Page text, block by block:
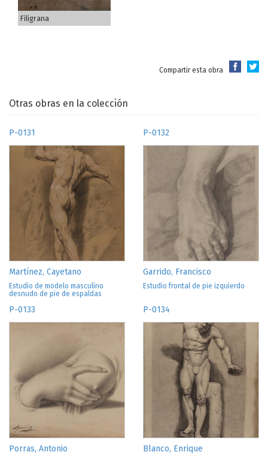
Filigrana
Compartir esta obra
Otras obras en la colección
P-0131
Martínez, Cayetano
Estudio de modelo masculino
desnudo de pie de espaldas
P-0132
Garrido, Francisco
Estudio frontal de pie izquierdo
P-0133
Porras, Antonio
P-0134
Blanco, Enrique